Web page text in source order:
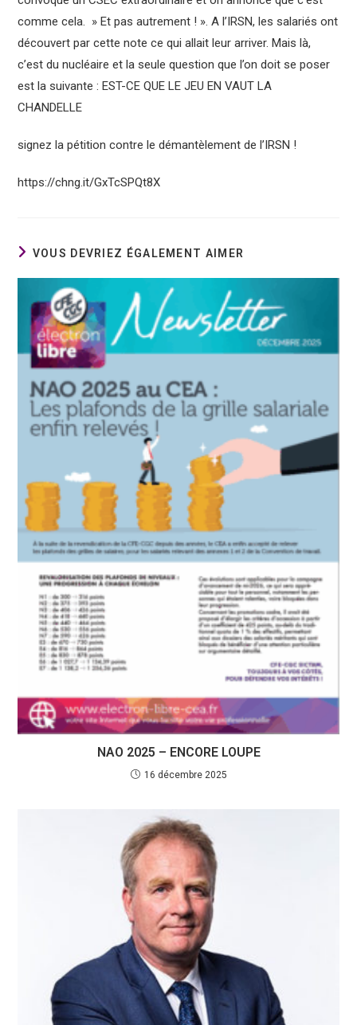
comme cela. » Et pas autrement ! ». A l’IRSN, les salariés ont
découvert par cette note ce qui allait leur arriver. Mais là,
c’est du nucléaire et la seule question que l’on doit se poser
est la suivante : EST-CE QUE LE JEU EN VAUT LA
CHANDELLE
signez la pétition contre le démantèlement de l’IRSN !
https://chng.it/GxTcSPQt8X
VOUS DEVRIEZ ÉGALEMENT AIMER
NAO 2025 – ENCORE LOUPE
16 décembre 2025